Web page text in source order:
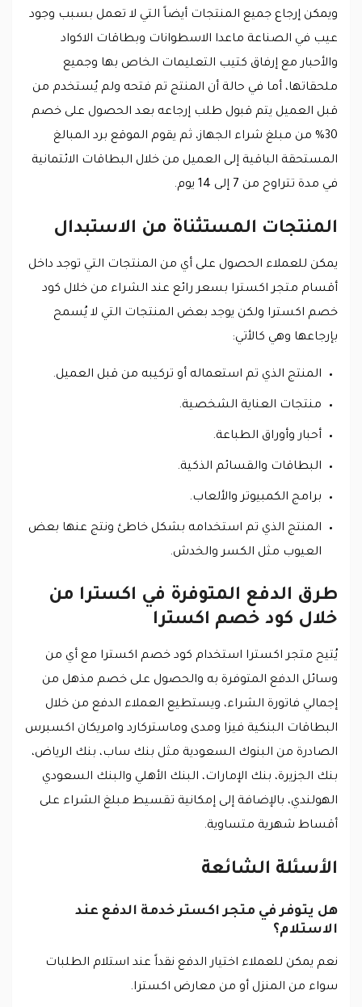
ويمكن إرجاع جميع المنتجات أيضاً التي لا تعمل بسبب وجود
عيب في الصناعة ماعدا الاسطوانات وبطاقات الاكواد
والأحبار مع إرفاق كتيب التعليمات الخاص بها وجميع
ملحقاتها، أما في حالة أن المنتج تم فتحه ولم يُستخدم من
قبل العميل يتم قبول طلب إرجاعه بعد الحصول على خصم
30% من مبلغ شراء الجهاز، ثم يقوم الموقع برد المبالغ
المستحقة الباقية إلى العميل من خلال البطاقات الائتمانية
في مدة تتراوح من 7 إلى 14 يوم.
المنتجات المستثناة من الاستبدال
يمكن للعملاء الحصول على أي من المنتجات التي توجد داخل
أقسام متجر اكسترا بسعر رائع عند الشراء من خلال كود
خصم اكسترا ولكن يوجد بعض المنتجات التي لا يُسمح
بإرجاعها وهي كالأتي:
المنتج الذي تم استعماله أو تركيبه من قبل العميل.
منتجات العناية الشخصية.
أحبار وأوراق الطباعة.
البطاقات والقسائم الذكية.
برامج الكمبيوتر والألعاب.
المنتج الذي تم استخدامه بشكل خاطئ ونتج عنها بعض
العيوب مثل الكسر والخدش.
طرق الدفع المتوفرة في اكسترا من
خلال كود خصم اكسترا
يُتيح متجر اكسترا استخدام كود خصم اكسترا مع أي من
وسائل الدفع المتوفرة به والحصول على خصم مذهل من
إجمالي فاتورة الشراء، ويستطيع العملاء الدفع من خلال
البطاقات البنكية فيزا ومدى وماستركارد وامريكان اكسبرس
الصادرة من البنوك السعودية مثل بنك ساب، بنك الرياض،
بنك الجزيرة، بنك الإمارات، البنك الأهلي والبنك السعودي
الهولندي، بالإضافة إلى إمكانية تقسيط مبلغ الشراء على
أقساط شهرية متساوية.
الأسئلة الشائعة
هل يتوفر في متجر اكستر خدمة الدفع عند
الاستلام؟
نعم يمكن للعملاء اختيار الدفع نقداً عند استلام الطلبات
سواء من المنزل أو من معارض اكسترا.